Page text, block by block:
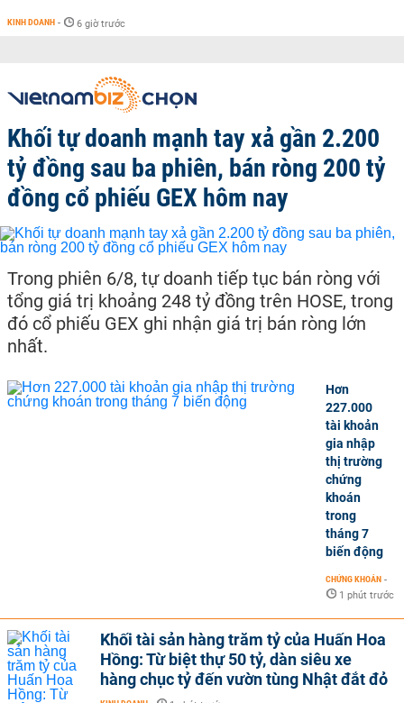
KINH DOANH - 6 giờ trước
Khối tự doanh mạnh tay xả gần 2.200
tỷ đồng sau ba phiên, bán ròng 200 tỷ
đồng cổ phiếu GEX hôm nay
Trong phiên 6/8, tự doanh tiếp tục bán ròng với
tổng giá trị khoảng 248 tỷ đồng trên HOSE, trong
đó cổ phiếu GEX ghi nhận giá trị bán ròng lớn
nhất.
Hơn
227.000
tài khoản
gia nhập
thị trường
chứng
khoán
trong
tháng 7
biến động
CHỨNG KHOÁN -
1 phút trước
Khối tài sản hàng trăm tỷ của Huấn Hoa
Hồng: Từ biệt thự 50 tỷ, dàn siêu xe
hàng chục tỷ đến vườn tùng Nhật đắt đỏ